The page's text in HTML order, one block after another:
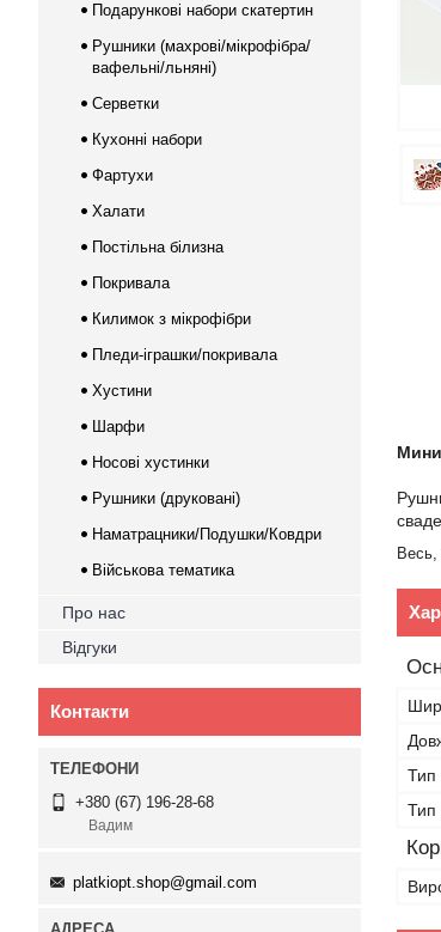
Тип
Тип
Подарункові набори скатертин
Рушники (махрові/мікрофібра/
вафельні/льняні)
Серветки
Кухонні набори
Фартухи
Халати
Постільна білизна
Покривала
Килимок з мікрофібри
Пледи-іграшки/покривала
Хустини
Шарфи
Носові хустинки
Рушники (друковані)
Наматрацники/Подушки/Ковдри
Військова тематика
Про нас
Відгуки
Контакти
+380 (67) 196-28-68
Вадим
platkiopt.shop@gmail.com